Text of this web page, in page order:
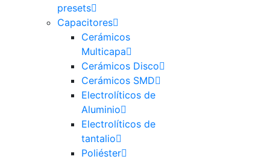
presets
Capacitores
Cerámicos
Multicapa
Cerámicos Disco
Cerámicos SMD
Electrolíticos de
Aluminio
Electrolíticos de
tantalio
Poliéster